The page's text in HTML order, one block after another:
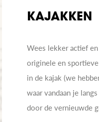
KAJAKKEN
Wees lekker actief
originele en
in de kajak (we
waar vandaan je
door de vernieuwde